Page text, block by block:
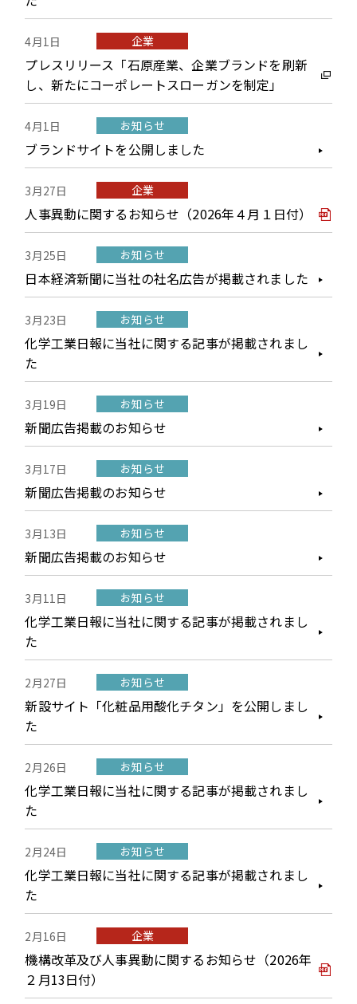
4月1日 企業
プレスリリース「石原産業、企業ブランドを刷新
し、新たにコーポレートスローガンを制定」
4月1日 お知らせ
ブランドサイトを公開しました
3月27日 企業
人事異動に関するお知らせ（2026年４月１日付）
3月25日 お知らせ
日本経済新聞に当社の社名広告が掲載されました
3月23日 お知らせ
化学工業日報に当社に関する記事が掲載されまし
た
3月19日 お知らせ
新聞広告掲載のお知らせ
3月17日 お知らせ
新聞広告掲載のお知らせ
3月13日 お知らせ
新聞広告掲載のお知らせ
3月11日 お知らせ
化学工業日報に当社に関する記事が掲載されまし
た
2月27日 お知らせ
新設サイト「化粧品用酸化チタン」を公開しまし
た
2月26日 お知らせ
化学工業日報に当社に関する記事が掲載されまし
た
2月24日 お知らせ
化学工業日報に当社に関する記事が掲載されまし
た
2月16日 企業
機構改革及び人事異動に関するお知らせ（2026年
２月13日付）